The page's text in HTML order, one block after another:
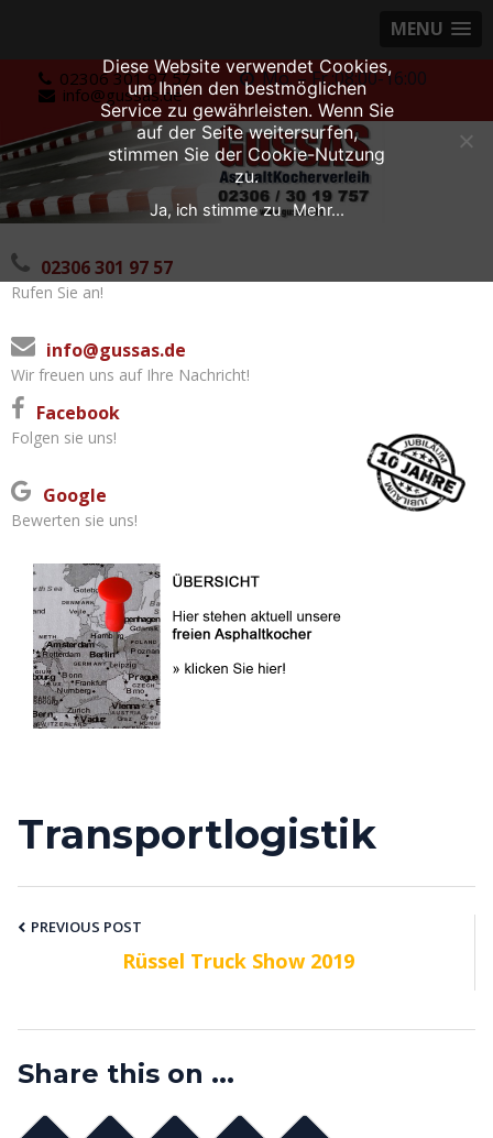
MENU
content
02306 301 97 57 Mo. – Fr.:08:00-16:00
info@gussas.de
02306 301 97 57
Rufen Sie an!
info@gussas.de
Wir freuen uns auf Ihre Nachricht!
Facebook
Folgen sie uns!
Google
Bewerten sie uns!
Transportlogistik
Post
PREVIOUS POST
Rüssel Truck Show 2019
Share this on ...
Diese Website verwendet Cookies,
um Ihnen den bestmöglichen
Service zu gewährleisten. Wenn Sie
auf der Seite weitersurfen,
stimmen Sie der Cookie-Nutzung
zu.
Ja, ich stimme zu Mehr...